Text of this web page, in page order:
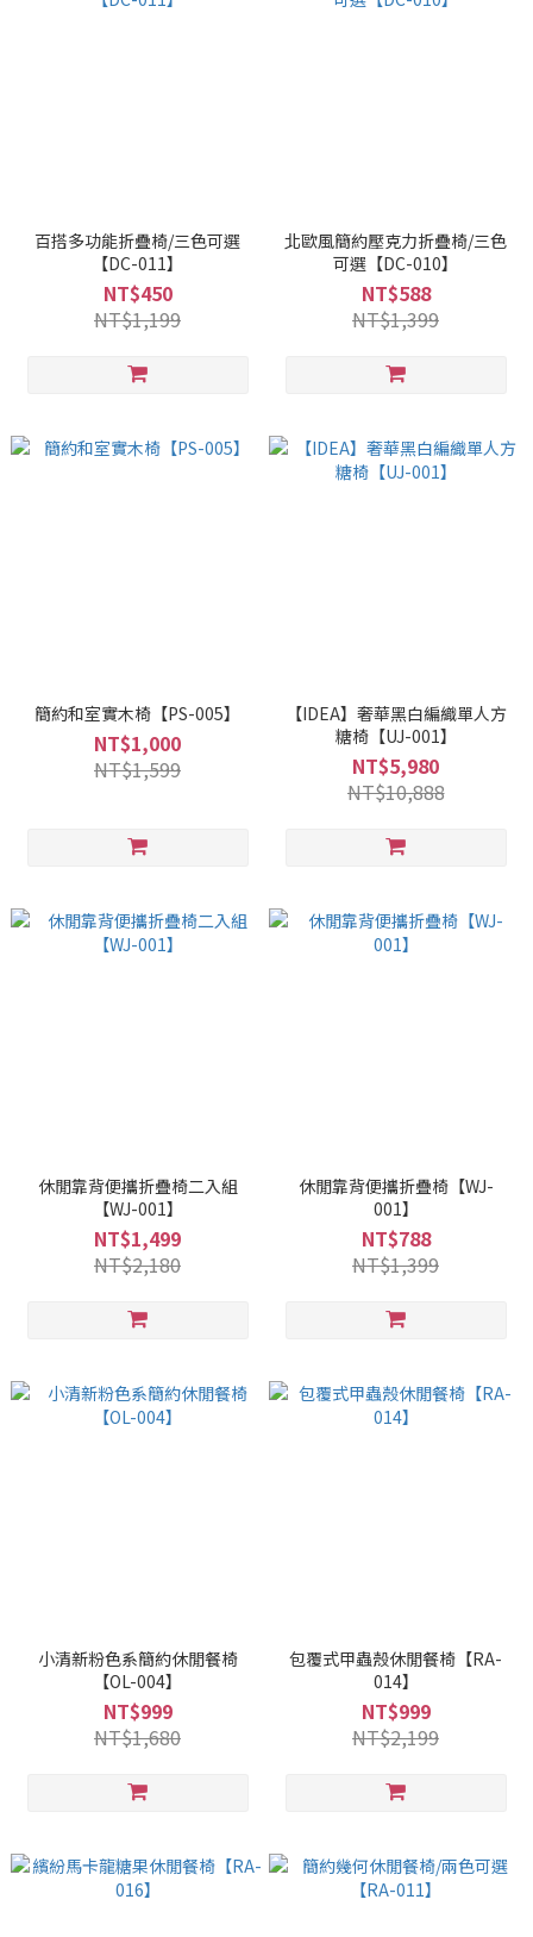
百搭多功能折疊椅/三色可選
【DC-011】
NT$450
NT$1,199
北歐風簡約壓克力折疊椅/三色
可選【DC-010】
NT$588
NT$1,399
簡約和室實木椅【PS-005】
NT$1,000
NT$1,599
【IDEA】奢華黑白編織單人方
糖椅【UJ-001】
NT$5,980
NT$10,888
休閒靠背便攜折疊椅二入組
【WJ-001】
NT$1,499
NT$2,180
休閒靠背便攜折疊椅【WJ-
001】
NT$788
NT$1,399
小清新粉色系簡約休閒餐椅
【OL-004】
NT$999
NT$1,680
包覆式甲蟲殼休閒餐椅【RA-
014】
NT$999
NT$2,199